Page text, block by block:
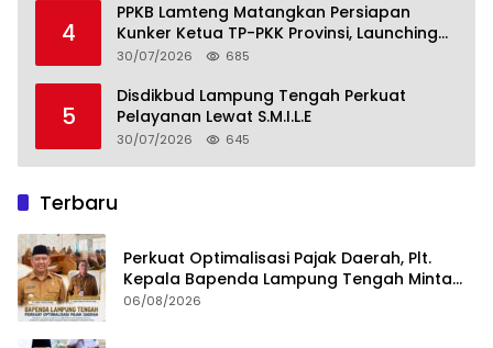
4
PPKB Lamteng Matangkan Persiapan
Kunker Ketua TP-PKK Provinsi, Launching
Sekolah Lansia di 14 Kampung Jadi Fokus
30/07/2026 685
5
Disdikbud Lampung Tengah Perkuat
Pelayanan Lewat S.M.I.L.E
30/07/2026 645
Terbaru
Perkuat Optimalisasi Pajak Daerah, Plt.
Kepala Bapenda Lampung Tengah Minta
Seluruh Pengelola Tingkatkan Inovasi dan
06/08/2026